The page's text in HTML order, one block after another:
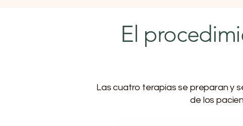
El
Las cuatro terapias se preparan y
de los